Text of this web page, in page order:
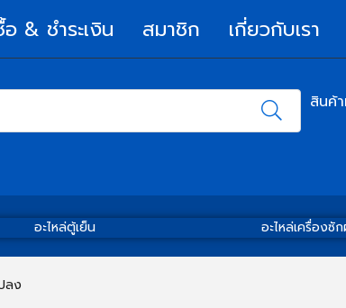
& ชำระเงิน สมาชิก เกี่ยวกับเรา
สินค้
อะไหล่ตู้เย็น อะไหล่เครื่องซั
ลง